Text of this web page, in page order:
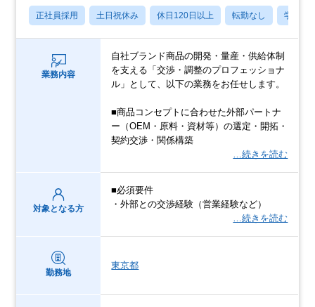
正社員採用 土日祝休み 休日120日以上 転勤なし 学歴不
業務内容
自社ブランド商品の開発・量産・供給体制
を支える「交渉・調整のプロフェッショナ
ル」として、以下の業務をお任せします。
■商品コンセプトに合わせた外部パートナ
ー（OEM・原料・資材等）の選定・開拓・
契約交渉・関係構築
…続きを読む
対象となる方
■必須要件
・外部との交渉経験（営業経験など）
…続きを読む
勤務地
東京都